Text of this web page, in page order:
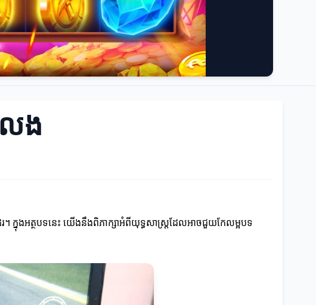
េង
ក្នុងអត្ថបទនេះ យើងនឹងពិភាក្សាអំពីយុទ្ធសាស្ត្រដែលអាចជួយកែលម្អបទ